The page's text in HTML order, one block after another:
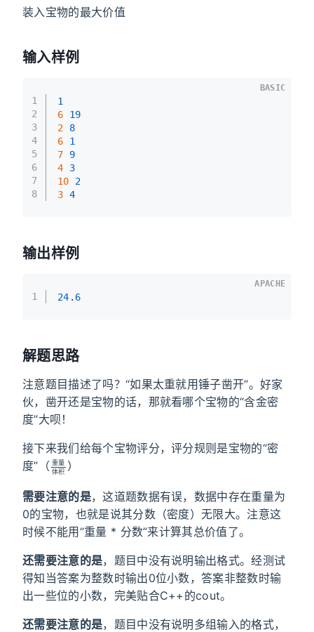
装入宝物的最大价值
输入样例
1
2
3
4
5
6
7
8
1
6 19
2 8
6 1
7 9
4 3
10 2
3 4
BASIC
输出样例
1 24 . 6
APACHE
解题思路
注意题目描述了吗？“如果太重就用锤子凿开”。好家
伙，凿开还是宝物的话，那就看哪个宝物的“含金密
度”大呗！
接下来我们给每个宝物评分，评分规则是宝物的“密
度”（
重
量
体
积
）
需要注意的是，这道题数据有误，数据中存在重量为
0的宝物，也就是说其分数（密度）无限大。注意这
时候不能用“重量 * 分数”来计算其总价值了。
还需要注意的是，题目中没有说明输出格式。经测试
得知当答案为整数时输出0位小数，答案非整数时输
出一些位的小数，完美贴合C++的cout。
还需要注意的是，题目中没有说明多组输入的格式，